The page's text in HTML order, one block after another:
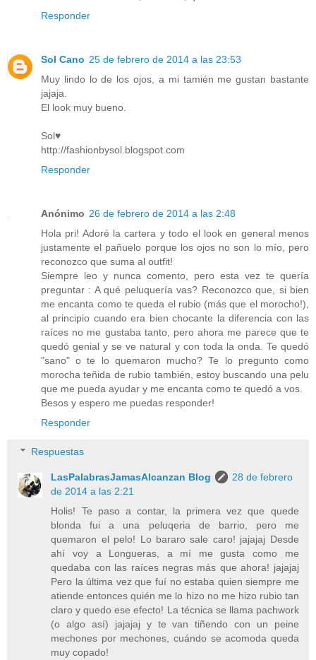
Responder
Sol Cano 25 de febrero de 2014 a las 23:53
Muy lindo lo de los ojos, a mi tamién me gustan bastante
jajaja.
El look muy bueno.
Sol♥
http://fashionbysol.blogspot.com
Responder
Anónimo 26 de febrero de 2014 a las 2:48
Hola pri! Adoré la cartera y todo el look en general menos
justamente el pañuelo porque los ojos no son lo mío, pero
reconozco que suma al outfit!
Siempre leo y nunca comento, pero esta vez te quería
preguntar : A qué peluquería vas? Reconozco que, si bien
me encanta como te queda el rubio (más que el morocho!),
al principio cuando era bien chocante la diferencia con las
raíces no me gustaba tanto, pero ahora me parece que te
quedó genial y se ve natural y con toda la onda. Te quedó
"sano" o te lo quemaron mucho? Te lo pregunto como
morocha teñida de rubio también, estoy buscando una pelu
que me pueda ayudar y me encanta como te quedó a vos.
Besos y espero me puedas responder!
Responder
Respuestas
LasPalabrasJamasAlcanzan Blog
28 de febrero
de 2014 a las 2:21
Holis! Te paso a contar, la primera vez que quede
blonda fui a una peluqeria de barrio, pero me
quemaron el pelo! Lo bararo sale caro! jajajaj Desde
ahí voy a Longueras, a mí me gusta como me
quedaba con las raíces negras más que ahora! jajajaj
Pero la última vez que fuí no estaba quien siempre me
atiende entonces quién me lo hizo no me hizo rubio tan
claro y quedo ese efecto! La técnica se llama pachwork
(o algo así) jajajaj y te van tiñendo con un peine
mechones por mechones, cuándo se acomoda queda
muy copado!